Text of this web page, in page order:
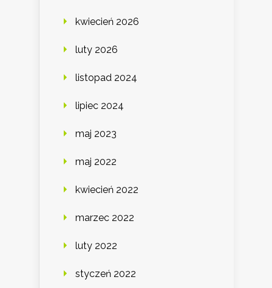
kwiecień 2026
luty 2026
listopad 2024
lipiec 2024
maj 2023
maj 2022
kwiecień 2022
marzec 2022
luty 2022
styczeń 2022